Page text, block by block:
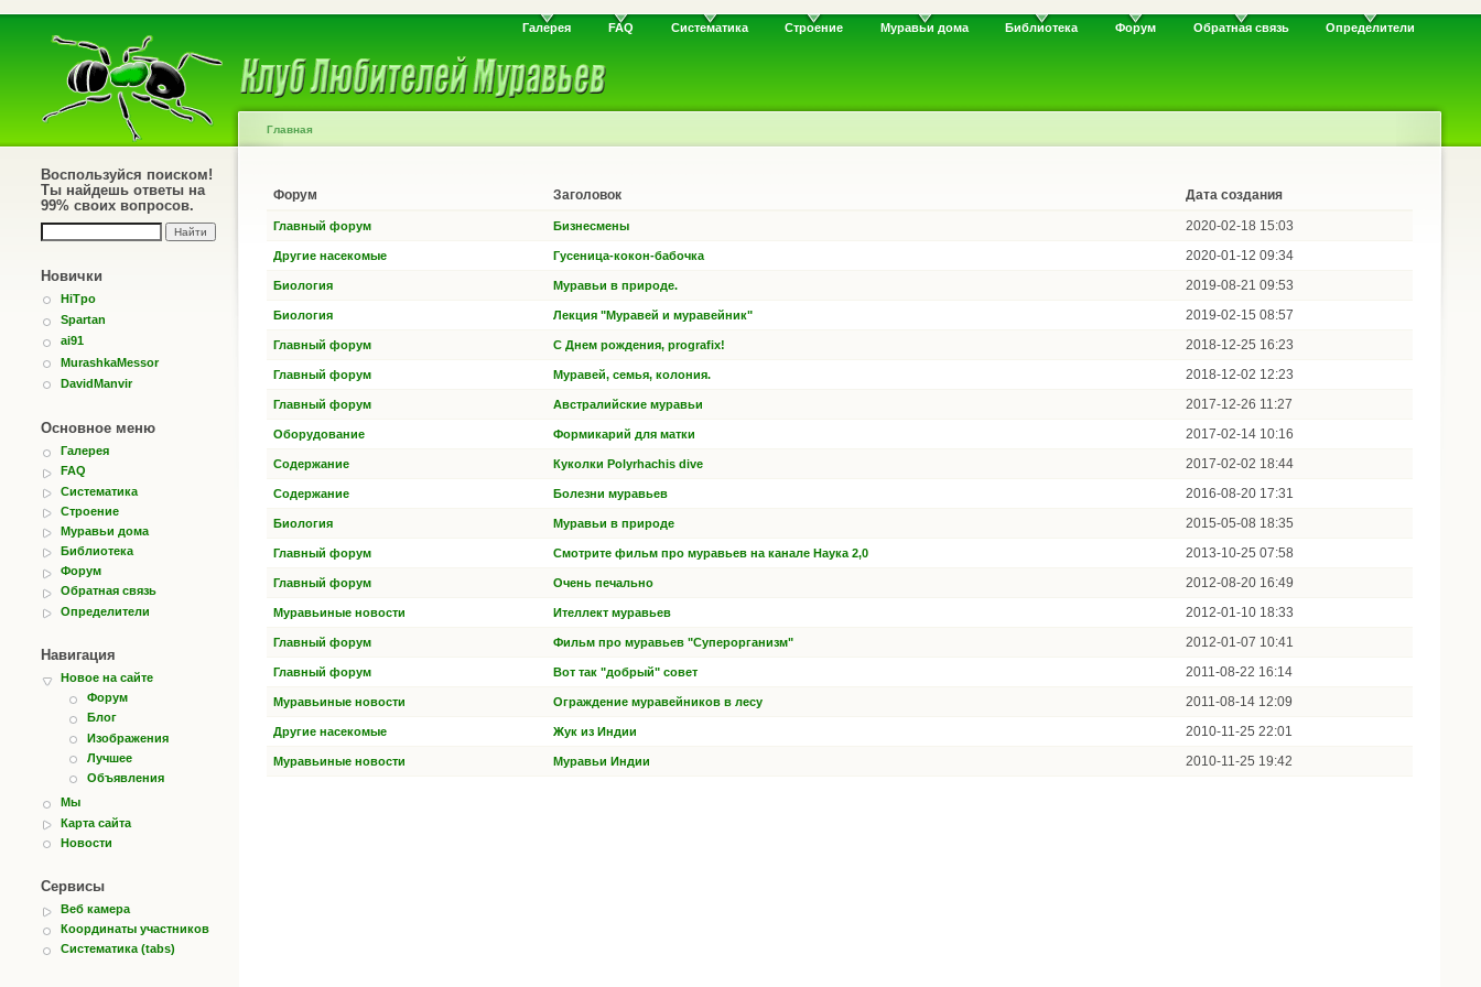
Галерея FAQ Систематика Строение Муравьи дома Библиотека Форум Обратная связь Определители
Воспользуйся поиском!
Ты найдешь ответы на
99% своих вопросов.
Новички
HiTpo
Spartan
ai91
MurashkaMessor
DavidManvir
Основное меню
Галерея
FAQ
Систематика
Строение
Муравьи дома
Библиотека
Форум
Обратная связь
Определители
Навигация
Новое на сайте
Форум
Блог
Изображения
Лучшее
Объявления
Мы
Карта сайта
Новости
Сервисы
Веб камера
Координаты участников
Систематика (tabs)
Главная
Форум Заголовок Дата создания
Главный форум Бизнесмены 2020-02-18 15:03
Другие насекомые Гусеница-кокон-бабочка 2020-01-12 09:34
Биология Муравьи в природе. 2019-08-21 09:53
Биология Лекция "Муравей и муравейник" 2019-02-15 08:57
Главный форум С Днем рождения, prografix! 2018-12-25 16:23
Главный форум Муравей, семья, колония. 2018-12-02 12:23
Главный форум Австралийские муравьи 2017-12-26 11:27
Оборудование Формикарий для матки 2017-02-14 10:16
Содержание Куколки Polyrhachis dive 2017-02-02 18:44
Содержание Болезни муравьев 2016-08-20 17:31
Биология Муравьи в природе 2015-05-08 18:35
Главный форум Смотрите фильм про муравьев на канале Наука 2,0 2013-10-25 07:58
Главный форум Очень печально 2012-08-20 16:49
Муравьиные новости Ителлект муравьев 2012-01-10 18:33
Главный форум Фильм про муравьев "Суперорганизм" 2012-01-07 10:41
Главный форум Вот так "добрый" совет 2011-08-22 16:14
Муравьиные новости Ограждение муравейников в лесу 2011-08-14 12:09
Другие насекомые Жук из Индии 2010-11-25 22:01
Муравьиные новости Муравьи Индии 2010-11-25 19:42